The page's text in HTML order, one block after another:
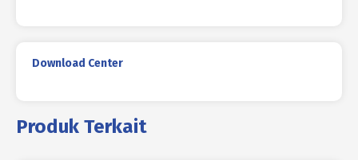
Download Center
Produk Terkait